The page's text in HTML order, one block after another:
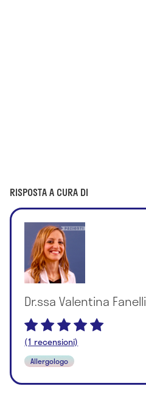
RISPOSTA A CURA DI
Dr.ssa Valentina Fanelli
(1 recensioni)
Allergologo